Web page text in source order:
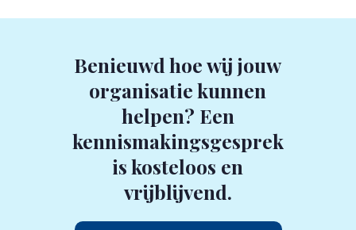
Benieuwd hoe wij jouw
organisatie kunnen
helpen? Een
kennismakingsgesprek
is kosteloos en
vrijblijvend.